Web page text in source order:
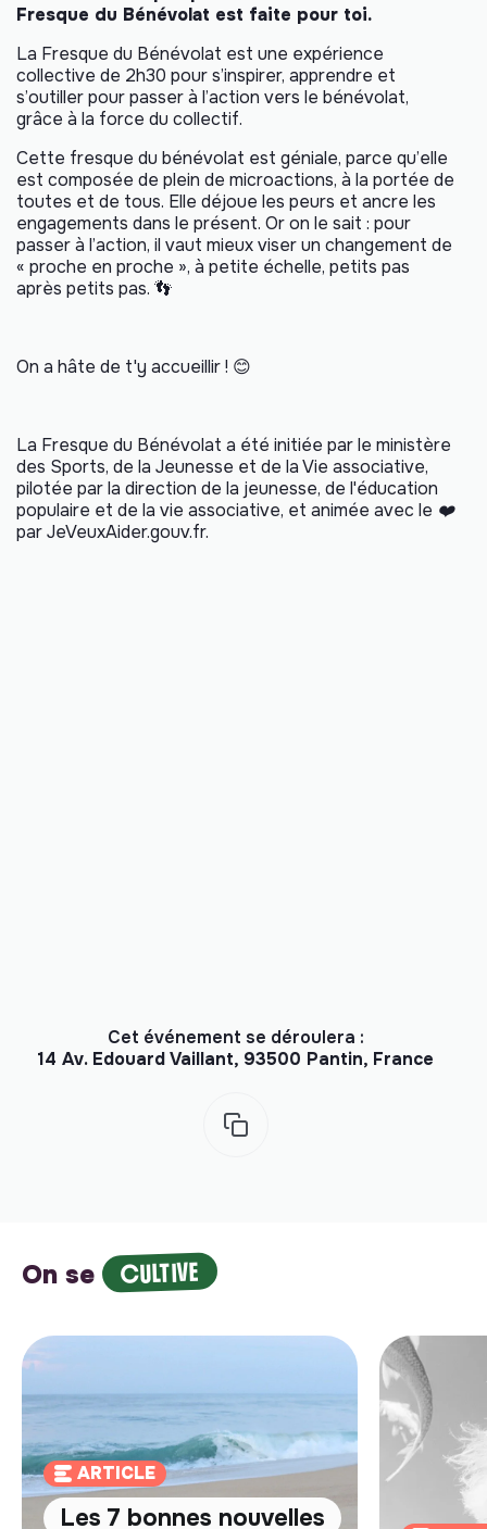
Fresque du Bénévolat est faite pour toi.
La Fresque du Bénévolat est une expérience
collective de 2h30 pour s’inspirer, apprendre et
s’outiller pour passer à l’action vers le bénévolat,
grâce à la force du collectif.
Cette fresque du bénévolat est géniale, parce qu’elle
est composée de plein de microactions, à la portée de
toutes et de tous. Elle déjoue les peurs et ancre les
engagements dans le présent. Or on le sait : pour
passer à l’action, il vaut mieux viser un changement de
« proche en proche », à petite échelle, petits pas
après petits pas. 👣
On a hâte de t'y accueillir ! 😊
La Fresque du Bénévolat a été initiée par le ministère
des Sports, de la Jeunesse et de la Vie associative,
pilotée par la direction de la jeunesse, de l'éducation
populaire et de la vie associative, et animée avec le ❤️
par JeVeuxAider.gouv.fr.
Cet événement se déroulera :
14 Av. Edouard Vaillant, 93500 Pantin, France
On se CULTIVE
ARTICLE
Les 7 bonnes nouvelles